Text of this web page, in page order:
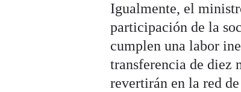
Igualmente, el
participación de la
cumplen una labor
transferencia de diez
revertirán en la red